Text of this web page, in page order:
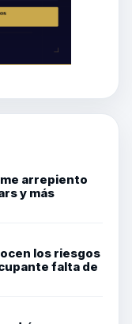
arrepiento
y más
los riesgos
falta de